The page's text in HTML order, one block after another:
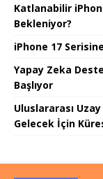
Katlanabilir
Bekleniyor?
iPhone 17
Yapay Zeka
Başlıyor
Uluslararası
Gelecek İçin